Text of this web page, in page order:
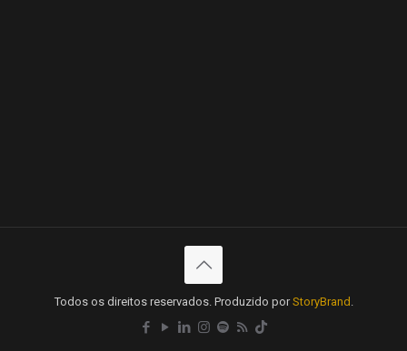
Todos os direitos reservados. Produzido porStoryBrand .